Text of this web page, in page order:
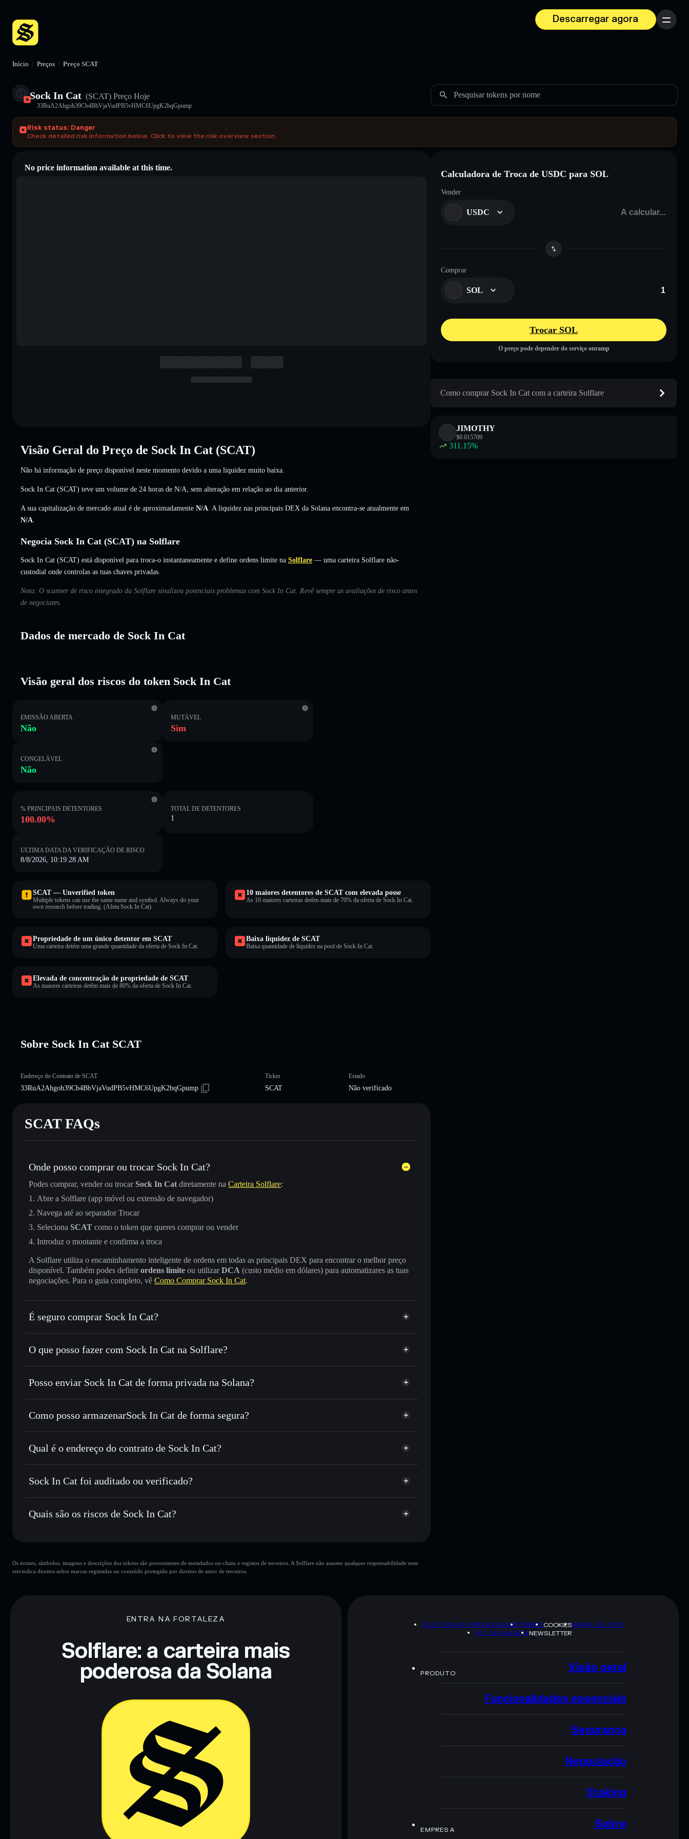
Descarregar agora
Menu
Início / Preços / Preço SCAT
Sock In Cat (SCAT) Preço Hoje
33RuA2Ahgoh39Cb4BbVjaVudPB5vHMC6UpgK2bqGpump
Pesquisar tokens por nome
Risk status: Danger
Check detailed risk information below. Click to view the risk overview section.
No price information available at this time.
Visão Geral do Preço de Sock In Cat (SCAT)
Não há informação de preço disponível neste momento devido a uma liquidez muito baixa.
Sock In Cat (SCAT) teve um volume de 24 horas de N/A sem alteração em relação ao dia anterior.
A sua capitalização de mercado atual é de aproximadamente N/A . A liquidez nas principais DEX da Solana encontra-se atualmente em
N/A
Negocia Sock In Cat (SCAT) na Solflare
Sock In Cat (SCAT) está disponível para troca-o instantaneamente e define ordens limite na Solflare — uma carteira Solflare não-
custodial onde controlas as tuas chaves privadas.
Nota: O scanner de risco integrado da Solflare sinalizou potenciais problemas com Sock In Cat. Revê sempre as avaliações de risco antes
de negociares.
Dados de mercado de Sock In Cat
Visão geral dos riscos do token Sock In Cat
EMISSÃO ABERTA
Não
MUTÁVEL
Sim
CONGELÁVEL
Não
% PRINCIPAIS DETENTORES
100.00%
TOTAL DE DETENTORES
1
ULTIMA DATA DA VERIFICAÇÃO DE RISCO
8/8/2026, 10:19:28 AM
SCAT — Unverified token
Multiple tokens can use the same name and symbol. Always do your
own research before trading. (Afeta Sock In Cat).
10 maiores detentores de SCAT com elevada posse
As 10 maiores carteiras detêm mais de 70% da oferta de Sock In Cat.
Propriedade de um único detentor em SCAT
Uma carteira detém uma grande quantidade da oferta de Sock In Cat.
Baixa liquidez de SCAT
Baixa quantidade de liquidez na pool de Sock In Cat.
Elevada de concentração de propriedade de SCAT
As maiores carteiras detêm mais de 80% da oferta de Sock In Cat.
Sobre Sock In Cat SCAT
Endereço do Contrato de SCAT
33RuA2Ahgoh39Cb4BbVjaVudPB5vHMC6UpgK2bqGpump
Ticker
SCAT
Estado
Não verificado
SCAT FAQs
Onde posso comprar ou trocar Sock In Cat?
Podes comprar, vender ou trocar Sock In Cat diretamente na Carteira Solflare:
Abre a Solflare (app móvel ou extensão de navegador)
Navega até ao separador Trocar
Seleciona SCAT como o token que queres comprar ou vender
Introduz o montante e confirma a troca
A Solflare utiliza o encaminhamento inteligente de ordens em todas as principais DEX para encontrar o melhor preço
disponível. Também podes definirordens limite ou utilizarDCA (custo médio em dólares) para automatizares as tuas
negociações. Para o guia completo, vê Como Comprar Sock In Cat.
É seguro comprar Sock In Cat?
Sock In Cat não está verificado
O que posso fazer com Sock In Cat na Solflare?
Sock In Cat
Carteira Solflare
Trocar instantaneamente— trocar SCAT por SOL, USDC ou milhares de outros tokens Solana com
Utilizar DCA— investir de forma faseada ao longo do tempo em SCAT
Enviar de forma privada— transferir SCAT sem associar publicamente as carteiras usando o Agregador de
Privacidade integrado da Solflare
Posso enviar Sock In Cat de forma privada na Solana?
Agregador de Privacidade
Como posso armazenarSock In Cat de forma segura?
Sock In Cat carteira não-custodial Solflare
Qual é o endereço do contrato de Sock In Cat?
Sock In Cat
33RuA2Ahgoh39Cb4BbVjaVudPB5vHMC6UpgK2bqGpump
Carteira Solflare
Sock In Cat foi auditado ou verificado?
Sock In Cat não está verificado
Quais são os riscos de Sock In Cat?
carteiras
Sock In Cat
única carteira
Os nomes, símbolos, imagens e descrições dos tokens são provenientes de metadados on-chain e registos de terceiros. A Solflare não assume qualquer responsabilidade nem
reivindica direitos sobre marcas registadas ou conteúdo protegido por direitos de autor de terceiros.
Calculadora de Troca de USDC para SOL
Vender
USDC
Comprar
SOL
Trocar SOL
O preço pode depender do serviço onramp
Como comprar Sock In Cat com a carteira Solflare
JIMOTHY
$0.015709
311.15%
ENTRA NA FORTALEZA
Solflare: a carteira mais
poderosa da Solana
POLÍTICA DE PRIVACIDADETERMSCOOKIESMAPA DO SITE
KIT DA MARCANEWSLETTER
PRODUTO Visão geral
Funcionalidades essenciais
Segurança
Negociação
Staking
EMPRESA Sobre